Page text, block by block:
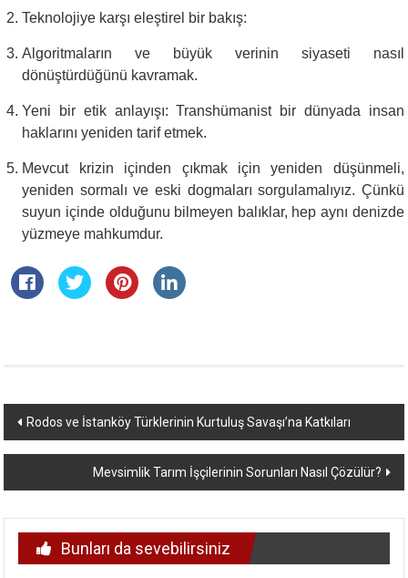
Teknolojiye karşı eleştirel bir bakış:
Algoritmaların ve büyük verinin siyaseti nasıl
dönüştürdüğünü kavramak.
Yeni bir etik anlayışı: Transhümanist bir dünyada insan
haklarını yeniden tarif etmek.
Mevcut krizin içinden çıkmak için yeniden düşünmeli,
yeniden sormalı ve eski dogmaları sorgulamalıyız. Çünkü
suyun içinde olduğunu bilmeyen balıklar, hep aynı denizde
yüzmeye mahkumdur.
Yazı
dolaşımı
Rodos ve İstanköy Türklerinin Kurtuluş Savaşı’na Katkıları
Mevsimlik Tarım İşçilerinin Sorunları Nasıl Çözülür?
Bunları da sevebilirsiniz